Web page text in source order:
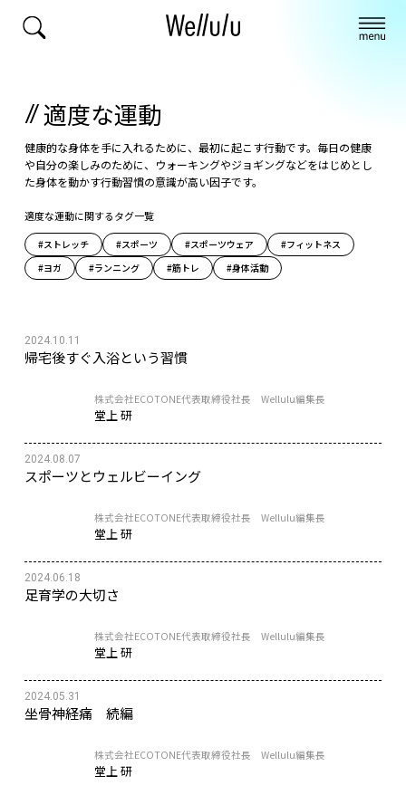
適度な運動
健康的な身体を手に入れるために、最初に起こす行動です。毎日の健康
や自分の楽しみのために、ウォーキングやジョギングなどをはじめとし
た身体を動かす行動習慣の意識が高い因子です。
適度な運動に関するタグ一覧
#ストレッチ #スポーツ #スポーツウェア
#フィットネス
#ヨガ
#ランニング #筋トレ #身体活動
2024.10.11
帰宅後すぐ入浴という習慣
株式会社ECOTONE代表取締役社長 Wellulu編集長
堂上 研
2024.08.07
スポーツとウェルビーイング
株式会社ECOTONE代表取締役社長 Wellulu編集長
堂上 研
2024.06.18
足育学の大切さ
株式会社ECOTONE代表取締役社長 Wellulu編集長
堂上 研
2024.05.31
坐骨神経痛 続編
株式会社ECOTONE代表取締役社長 Wellulu編集長
堂上 研